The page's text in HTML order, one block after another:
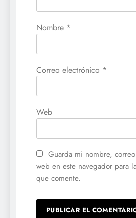
Nombre *
Correo electrónico *
Web
Guarda mi nombre,
web en este navegador para
que comente.